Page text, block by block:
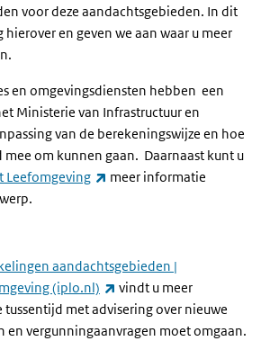
voor deze aandachtsgebieden. In dit
en geven we aan waar u meer
en omgevingsdiensten hebben een
Ministerie van Infrastructuur en
van de berekeningswijze en hoe
mee om kunnen gaan. Daarnaast kunt u
Leefomgeving (externe link)
meer informatie
aandachtsgebieden |
(iplo.nl)
(externe link)
vindt u meer
met advisering over nieuwe
vergunningaanvragen moet omgaan.